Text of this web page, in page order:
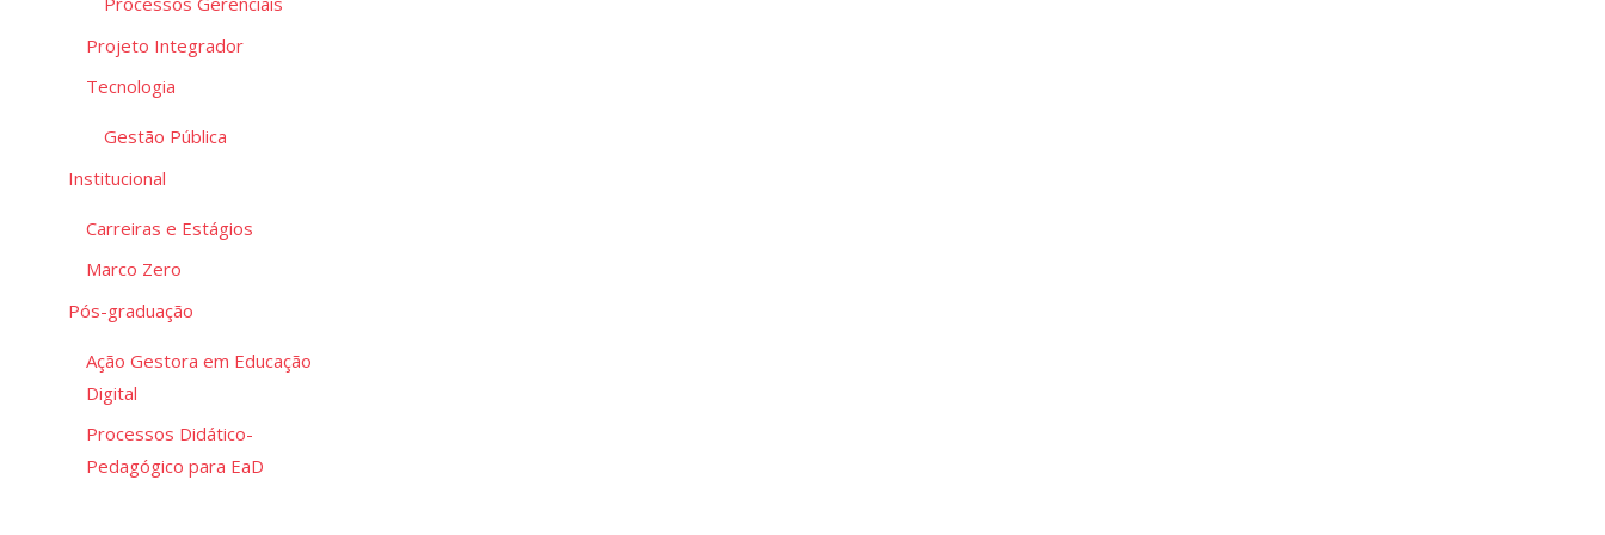
Projeto Integrador
Tecnologia
Gestão Pública
Institucional
Carreiras e Estágios
Marco Zero
Pós-graduação
Ação Gestora em Educação
Digital
Processos Didático-
Pedagógico para EaD